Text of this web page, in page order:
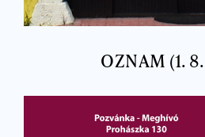
OZNAM (1.